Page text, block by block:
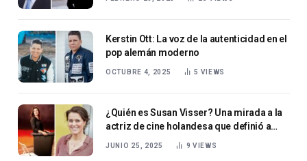
Kerstin Ott: La voz de la autenticidad en el
pop alemán moderno
OCTUBRE 4, 2025 5 VIEWS
¿Quién es Susan Visser? Una mirada a la
actriz de cine holandesa que definió a
Anouk Verschuur
JUNIO 25, 2025 9 VIEWS